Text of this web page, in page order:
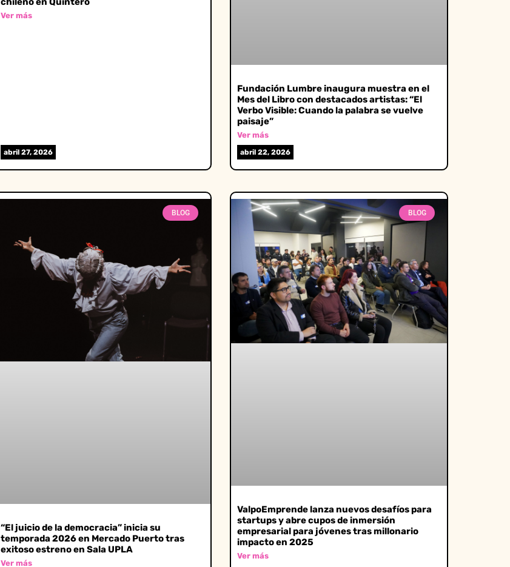
Ver más
abril 27, 2026
Fundación Lumbre inaugura muestra en el
Mes del Libro con destacados artistas: “El
Verbo Visible: Cuando la palabra se vuelve
paisaje”
Ver más
abril 22, 2026
BLOG
“El juicio de la democracia” inicia su
temporada 2026 en Mercado Puerto tras
exitoso estreno en Sala UPLA
Ver más
BLOG
ValpoEmprende lanza nuevos desafíos para
startups y abre cupos de inmersión
empresarial para jóvenes tras millonario
impacto en 2025
Ver más